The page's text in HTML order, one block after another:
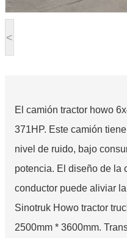
<
El camión tractor howo
371HP. Este camión
nivel de ruido, bajo
potencia. El diseño de la
conductor puede aliviar
Sinotruk Howo tractor
2500mm * 3600mm.